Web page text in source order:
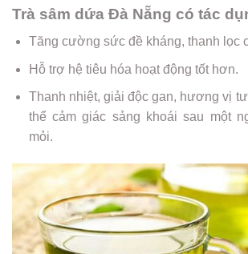
Trà sâm dứa Đà Nẵng có tác
Tăng cường sức đề kháng, thanh lọc
Hỗ trợ hệ tiêu hóa hoạt động tốt hơn.
Thanh nhiệt, giải độc gan, hương vị
thể cảm giác sảng khoái sau một
mỏi.